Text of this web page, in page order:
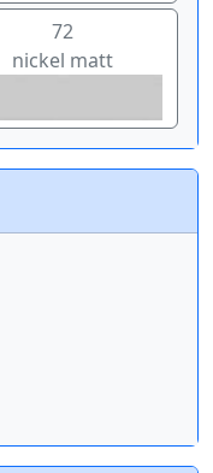
72
nickel matt